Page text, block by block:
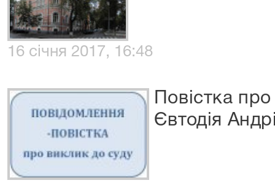
16 січня 2017, 16:48
Повістка
Євтодія